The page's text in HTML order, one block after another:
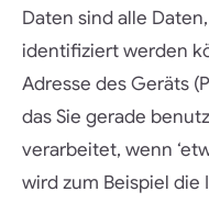
Daten sind alle
identifiziert werden
Adresse des Geräts
das Sie gerade
verarbeitet, wenn
wird zum Beispiel die